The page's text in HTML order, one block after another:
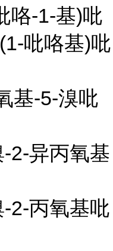
咯-1-基)吡
吡咯基)吡
基-5-溴吡
2-异丙氧基
2-丙氧基吡